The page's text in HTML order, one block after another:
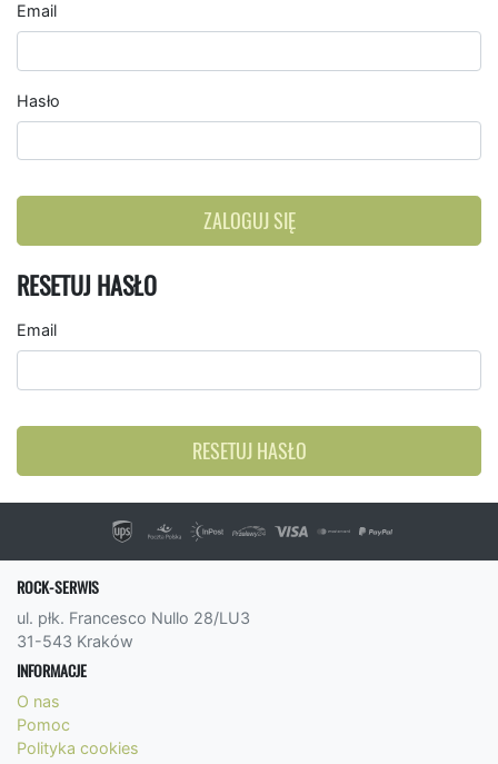
Email
Hasło
ZALOGUJ SIĘ
RESETUJ HASŁO
Email
RESETUJ HASŁO
ROCK-SERWIS
ul. płk. Francesco Nullo 28/LU3
31-543 Kraków
INFORMACJE
O nas
Pomoc
Polityka cookies